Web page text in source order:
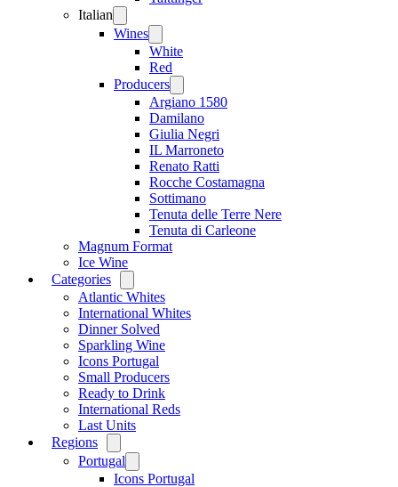
Italian
menu
Wines
menu
White
Red
Producers
menu
Argiano 1580
Damilano
Giulia Negri
IL Marroneto
Renato Ratti
Rocche Costamagna
Sottimano
Tenuta delle Terre Nere
Tenuta di Carleone
Magnum Format
Ice Wine
Categories
menu
Atlantic Whites
International Whites
Dinner Solved
Sparkling Wine
Icons Portugal
Small Producers
Ready to Drink
International Reds
Last Units
Regions
menu
Portugal
menu
Icons Portugal